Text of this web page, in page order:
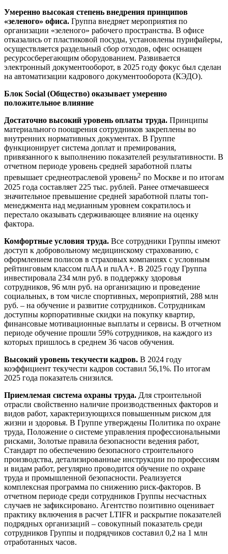
Умеренно высокая степень внедрения принципов
«зеленого» офиса. Группа внедряет мероприятия по
организации «зеленого» рабочего пространства. В офисе
отказались от пластиковой посуды, установлены пурифайеры,
осуществляется раздельный сбор отходов, офис оснащен
ресурсосберегающим оборудованием. Развивается
электронный документооборот, в 2025 году фокус был сделан
на автоматизации кадрового документооборота (КЭДО).
Блок Social (Общество) оказывает умеренно
положительное влияние
Достаточно высокий уровень оплаты труда. Принципы
материального поощрения сотрудников закреплены во
внутренних нормативных документах. В Группе
функционирует система доплат и премирования,
привязанного к выполнению показателей результативности. В
отчетном периоде уровень средней заработной платы
превышает среднеотраслевой уровень2 по Москве и по итогам
2025 года составляет 225 тыс. рублей. Ранее отмечавшееся
значительное превышение средней заработной платы топ-
менеджмента над медианным уровнем сократилось и
перестало оказывать сдерживающее влияние на оценку
фактора.
Комфортные условия труда. Все сотрудники Группы имеют
доступ к добровольному медицинскому страхованию, с
оформлением полисов в страховых компаниях с условным
рейтинговым классом ruAA и ruAА+. В 2025 году Группа
инвестировала 234 млн руб. в поддержку здоровья
сотрудников, 96 млн руб. на организацию и проведение
социальных, в том числе спортивных, мероприятий, 288 млн
руб. – на обучение и развитие сотрудников. Сотрудникам
доступны корпоративные скидки на покупку квартир,
финансовые мотивационные выплаты и сервисы. В отчетном
периоде обучение прошли 59% сотрудников, на каждого из
которых пришлось в среднем 36 часов обучения.
Высокий уровень текучести кадров. В 2024 году
коэффициент текучести кадров составил 56,1%. По итогам
2025 года показатель снизился.
Приемлемая система охраны труда. Для строительной
отрасли свойственно наличие производственных факторов и
видов работ, характеризующихся повышенным риском для
жизни и здоровья. В Группе утверждены Политика по охране
труда, Положение о системе управления профессиональными
рисками, Золотые правила безопасности ведения работ,
Стандарт по обеспечению безопасного строительного
производства, детализированные инструкции по профессиям
и видам работ, регулярно проводится обучение по охране
труда и промышленной безопасности. Реализуется
комплексная программа по снижению риск-факторов. В
отчетном периоде среди сотрудников Группы несчастных
случаев не зафиксировано. Агентство позитивно оценивает
практику включения в расчет LTIFR и раскрытие показателей
подрядных организаций – совокупный показатель среди
сотрудников Группы и подрядчиков составил 0,2 на 1 млн
отработанных часов.